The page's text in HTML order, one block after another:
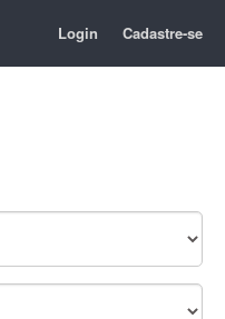
Login Cadastre-se